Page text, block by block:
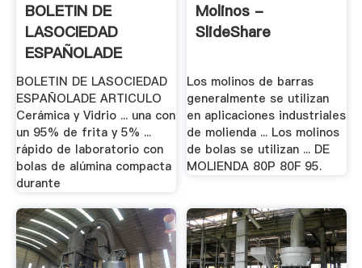
BOLETIN DE
LASOCIEDAD
ESPAÑOLADE
Cerámica Y .
BOLETIN DE LASOCIEDAD
ESPAÑOLADE ARTICULO
Cerámica y Vidrio ... una con
un 95% de frita y 5% ...
rápido de laboratorio con
bolas de alúmina compacta
durante
Molinos -
SlideShare
Los molinos de barras
generalmente se utilizan
en aplicaciones industriales
de molienda ... Los molinos
de bolas se utilizan ... DE
MOLIENDA 80P 80F 95.